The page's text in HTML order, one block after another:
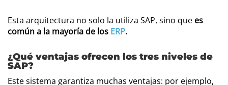
Esta arquitectura no solo la utiliza SAP, sino que es
común a la mayoría de los ERP.
¿Qué ventajas ofrecen los tres niveles de
SAP?
Este sistema garantiza muchas ventajas: por ejemplo,